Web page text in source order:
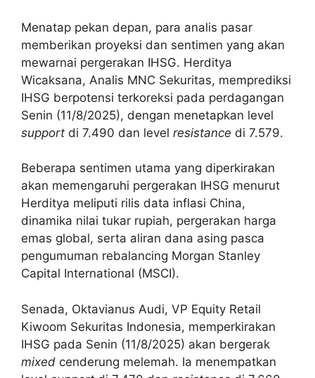
Menatap pekan depan, para analis pasar
memberikan proyeksi dan sentimen yang akan
mewarnai pergerakan IHSG. Herditya
Wicaksana, Analis MNC Sekuritas, memprediksi
IHSG berpotensi terkoreksi pada perdagangan
Senin (11/8/2025), dengan menetapkan level
support di 7.490 dan level resistance di 7.579.
Beberapa sentimen utama yang diperkirakan
akan memengaruhi pergerakan IHSG menurut
Herditya meliputi rilis data inflasi China,
dinamika nilai tukar rupiah, pergerakan harga
emas global, serta aliran dana asing pasca
pengumuman rebalancing Morgan Stanley
Capital International (MSCI).
Senada, Oktavianus Audi, VP Equity Retail
Kiwoom Sekuritas Indonesia, memperkirakan
IHSG pada Senin (11/8/2025) akan bergerak
mixed cenderung melemah. Ia menempatkan